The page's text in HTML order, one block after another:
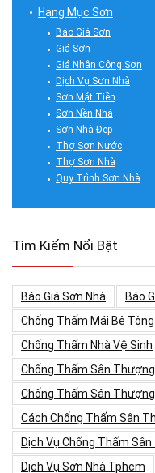
Hạng Mục Sơn
Báo Giá Sơn
Giá Sơn
Giá Nhân Công Sơn
Dịch Vụ Sơn Nhà
Sơn Mặt Tiền
Sơn Nền Nhà
Sơn Nhà Đẹp
Thợ Sơn Nước
Thợ Sơn Nhà
Quy Trình Sơn Nhà
Tìm Kiếm Nổi Bật
Báo Giá Sơn Nhà
Báo
Chống Thấm Mái Bê Tông
Chống Thấm Nhà Vệ Sinh
Chống Thấm Sân Thượng
Chống Thấm Sân
Cách Chống Thấm Sân
Dịch Vụ Chống Thấm
Dịch Vụ Sơn Nhà Tphcm